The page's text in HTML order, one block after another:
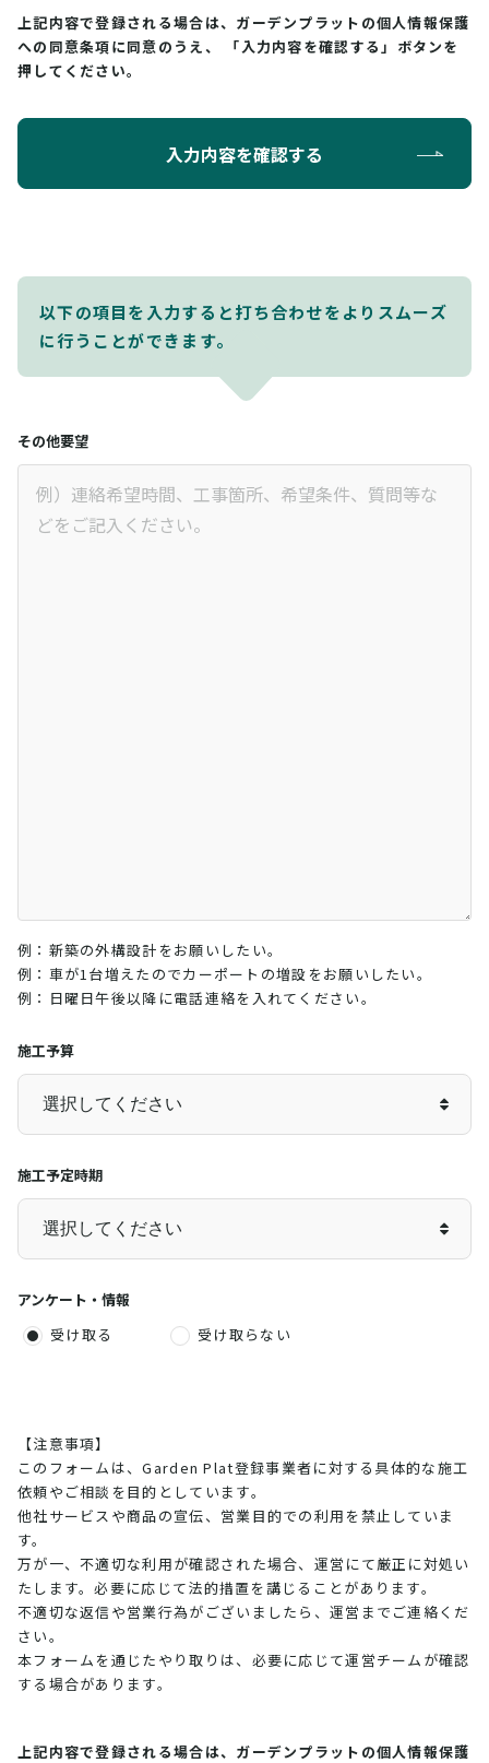
上記内容で登録される場合は、ガーデンプラットの個人情報保護
への同意条項に同意のうえ、
「入力内容を確認する」ボタンを
押してください。
入力内容を確認する
以下の項目を入力すると打ち合わせをよりスムーズ
に行うことができます。
その他要望
例：新築の外構設計をお願いしたい。
例：車が1台増えたのでカーポートの増設をお願いしたい。
例：日曜日午後以降に電話連絡を入れてください。
施工予算
施工予定時期
アンケート・情報
受け取る
受け取らない
【注意事項】
このフォームは、Garden Plat登録事業者に対する具体的な施工
依頼やご相談を目的としています。
他社サービスや商品の宣伝、営業目的での利用を禁止していま
す。
万が一、不適切な利用が確認された場合、運営にて厳正に対処い
たします。必要に応じて法的措置を講じることがあります。
不適切な返信や営業行為がございましたら、運営までご連絡くだ
さい。
本フォームを通じたやり取りは、必要に応じて運営チームが確認
する場合があります。
上記内容で登録される場合は、ガーデンプラットの個人情報保護